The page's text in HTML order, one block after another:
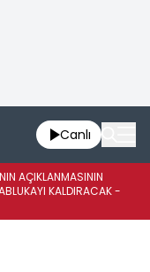
Canlı
AÇIKLANMASININ
KALDIRACAK -